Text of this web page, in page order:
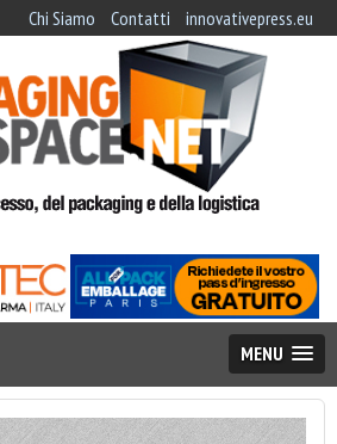
Chi Siamo Contatti innovativepress.eu
MENU